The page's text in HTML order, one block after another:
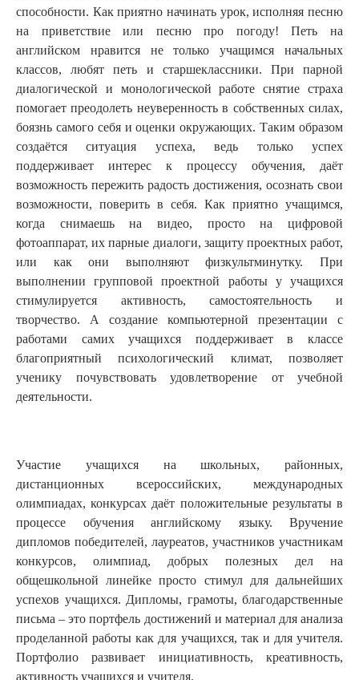
способности. Как приятно начинать урок, исполняя песню
на приветствие или песню про погоду! Петь на
английском нравится не только учащимся начальных
классов, любят петь и старшеклассники. При парной
диалогической и монологической работе снятие страха
помогает преодолеть неуверенность в собственных силах,
боязнь самого себя и оценки окружающих. Таким образом
создаётся ситуация успеха, ведь только успех
поддерживает интерес к процессу обучения, даёт
возможность пережить радость достижения, осознать свои
возможности, поверить в себя. Как приятно учащимся,
когда снимаешь на видео, просто на цифровой
фотоаппарат, их парные диалоги, защиту проектных работ,
или как они выполняют физкультминутку. При
выполнении групповой проектной работы у учащихся
стимулируется активность, самостоятельность и
творчество. А создание компьютерной презентации с
работами самих учащихся поддерживает в классе
благоприятный психологический климат, позволяет
ученику почувствовать удовлетворение от учебной
деятельности.
Участие учащихся на школьных, районных,
дистанционных всероссийских, международных
олимпиадах, конкурсах даёт положительные результаты в
процессе обучения английскому языку. Вручение
дипломов победителей, лауреатов, участников участникам
конкурсов, олимпиад, добрых полезных дел на
общешкольной линейке просто стимул для дальнейших
успехов учащихся. Дипломы, грамоты, благодарственные
письма – это портфель достижений и материал для анализа
проделанной работы как для учащихся, так и для учителя.
Портфолио развивает инициативность, креативность,
активность учащихся и учителя.